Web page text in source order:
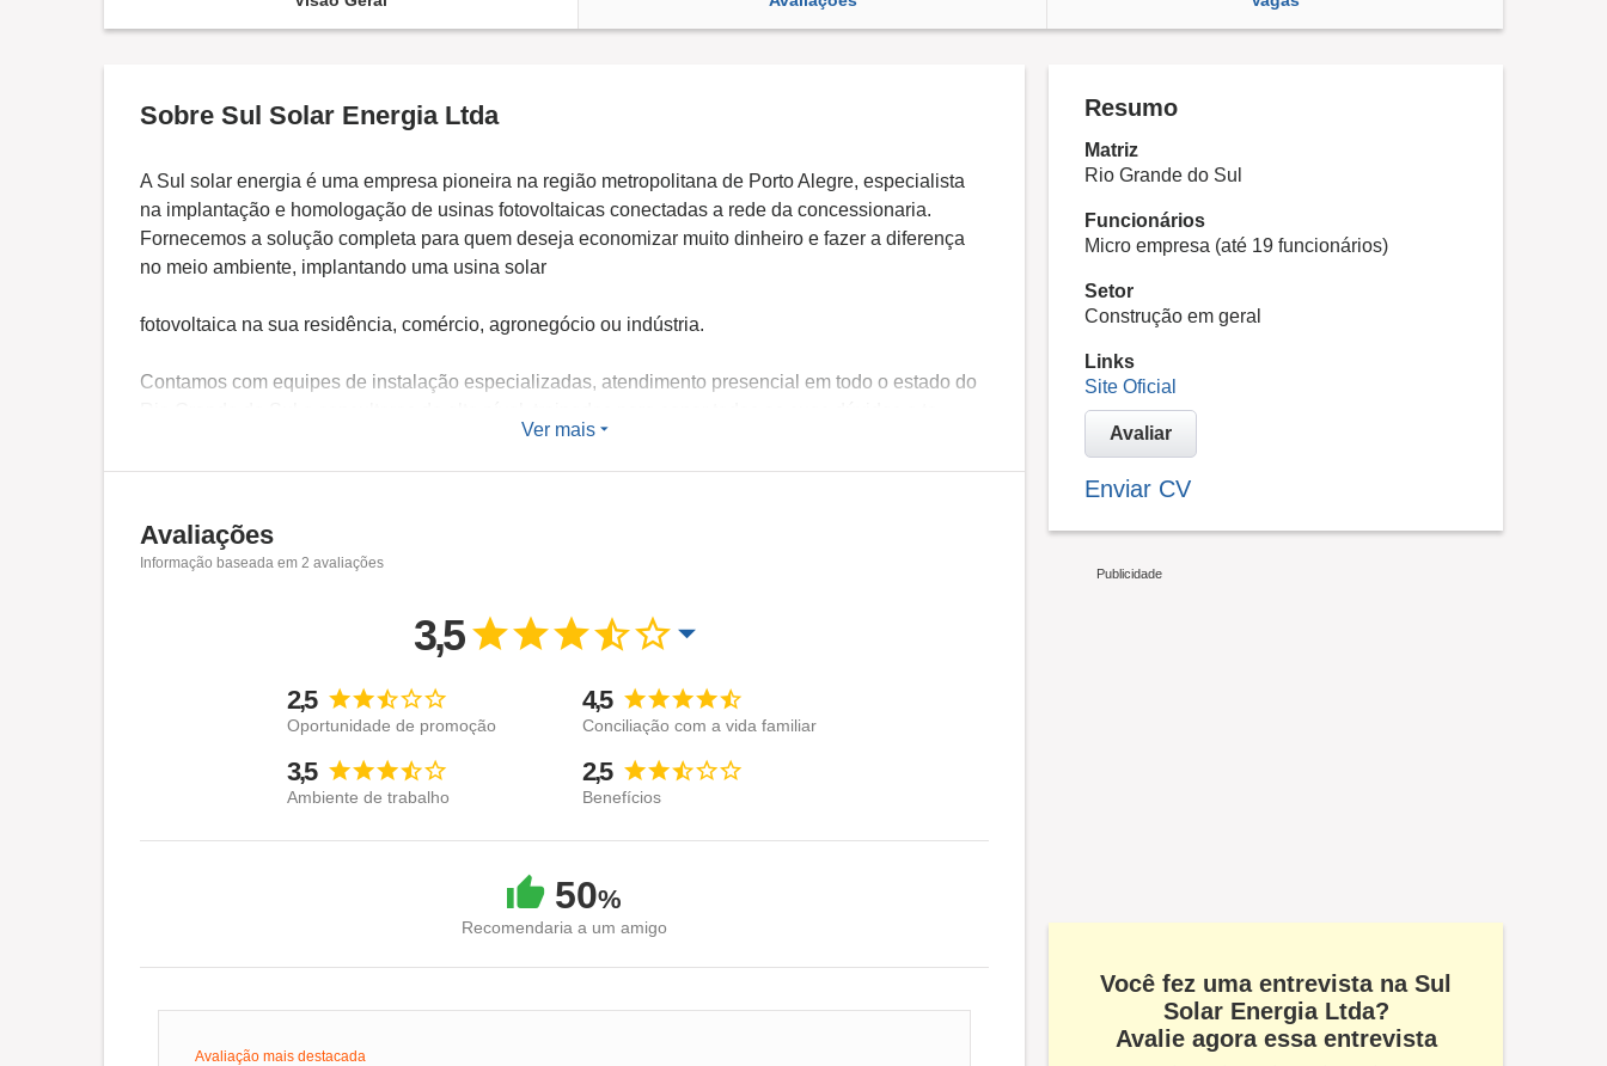
Sobre Sul Solar Energia Ltda
A Sul solar energia é uma empresa pioneira na região metropolitana de Porto Alegre, especialista
na implantação e homologação de usinas fotovoltaicas conectadas a rede da concessionaria.
Fornecemos a solução completa para quem deseja economizar muito dinheiro e fazer a diferença
no meio ambiente, implantando uma usina solar
fotovoltaica na sua residência, comércio, agronegócio ou indústria.
Contamos com equipes de instalação especializadas, atendimento presencial em todo o estado do
ajudar a fazer o melhor investimento do momento Energia Solar.
Ver mais
Avaliações
Informação baseada em 2 avaliações
3,5
2,5
Oportunidade de promoção
4,5
Conciliação com a vida familiar
3,5
Ambiente de trabalho
2,5
Benefícios
50%
Recomendaria a um amigo
Avaliação mais destacada
Resumo
Matriz
Rio Grande do Sul
Funcionários
Micro empresa (até 19 funcionários)
Setor
Construção em geral
Links
Site Oficial
Avaliar
Enviar CV
Você fez uma entrevista na Sul
Solar Energia Ltda?
Avalie agora essa entrevista